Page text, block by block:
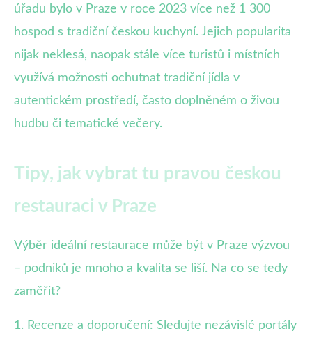
úřadu bylo v Praze v roce 2023 více než 1 300
hospod s tradiční českou kuchyní. Jejich popularita
nijak neklesá, naopak stále více turistů i místních
využívá možnosti ochutnat tradiční jídla v
autentickém prostředí, často doplněném o živou
hudbu či tematické večery.
Tipy, jak vybrat tu pravou českou
restauraci v Praze
Výběr ideální restaurace může být v Praze výzvou
– podniků je mnoho a kvalita se liší. Na co se tedy
zaměřit?
1. Recenze a doporučení: Sledujte nezávislé portály